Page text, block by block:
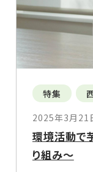
特集
2025年3月21
環境活動で
り組み～